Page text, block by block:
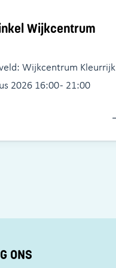
Wijkcentrum
Wijkcentrum Kleurrijk
2026 16:00 - 21:00
ONS